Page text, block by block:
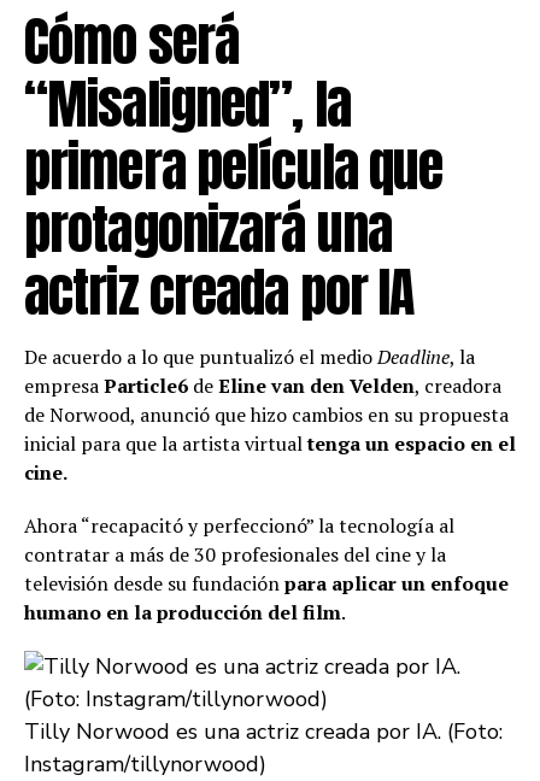
Cómo será
“Misaligned”, la
primera película que
protagonizará una
actriz creada por IA
De acuerdo a lo que puntualizó el medioDeadline, la
empresaParticle6 deEline van den Velden, creadora
de Norwood, anunció que hizo cambios en su propuesta
inicial para que la artista virtualtenga un espacio en el
cine.
Ahora “recapacitó y perfeccionó” la tecnología al
contratar a más de 30 profesionales del cine y la
televisión desde su fundaciónpara aplicar un enfoque
humano en la producción del film.
Tilly Norwood es una actriz creada por IA. (Foto:
Instagram/tillynorwood)